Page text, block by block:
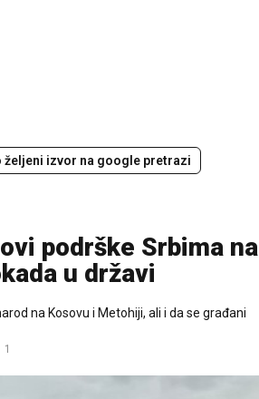
željeni izvor na google pretrazi
podrške Srbima na
u državi
na Kosovu i Metohiji, ali i da se građani
1